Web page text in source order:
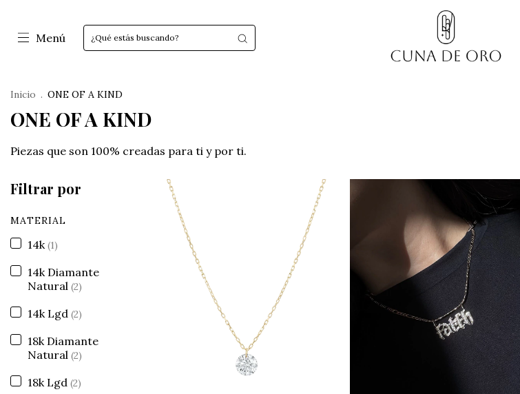
Menú
Inicio . ONE OF A KIND
ONE OF A KIND
Piezas que son 100% creadas para ti y por ti.
Filtrar por
MATERIAL
14k(1)
14k Diamante
Natural (2)
14k Lgd (2)
18k Diamante
Natural (2)
18k Lgd (2)